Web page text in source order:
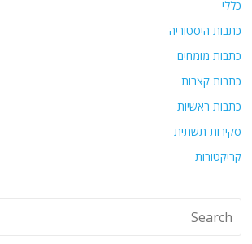
כללי
כתבות היסטוריה
כתבות מומחים
כתבות קצרות
כתבות ראשיות
סקירות תשתית
קריקטורות